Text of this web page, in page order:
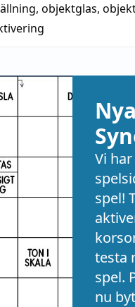
, objektglas,
Vi
spel!
testa
spel.
nu